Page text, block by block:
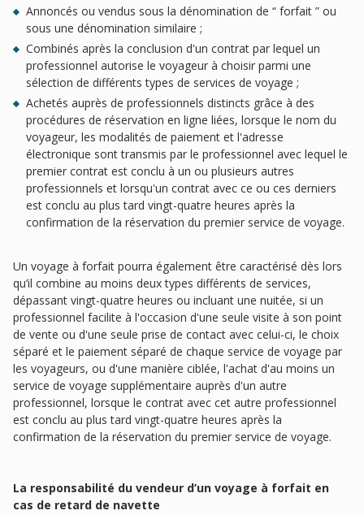
Annoncés ou vendus sous la dénomination de “ forfait ” ou
sous une dénomination similaire ;
Combinés après la conclusion d'un contrat par lequel un
professionnel autorise le voyageur à choisir parmi une
sélection de différents types de services de voyage ;
Achetés auprès de professionnels distincts grâce à des
procédures de réservation en ligne liées, lorsque le nom du
voyageur, les modalités de paiement et l'adresse
électronique sont transmis par le professionnel avec lequel le
premier contrat est conclu à un ou plusieurs autres
professionnels et lorsqu'un contrat avec ce ou ces derniers
est conclu au plus tard vingt-quatre heures après la
confirmation de la réservation du premier service de voyage.
Un voyage à forfait pourra également être caractérisé dès lors
qu’il combine au moins deux types différents de services,
dépassant vingt-quatre heures ou incluant une nuitée, si un
professionnel facilite à l'occasion d'une seule visite à son point
de vente ou d'une seule prise de contact avec celui-ci, le choix
séparé et le paiement séparé de chaque service de voyage par
les voyageurs, ou d'une manière ciblée, l'achat d'au moins un
service de voyage supplémentaire auprès d'un autre
professionnel, lorsque le contrat avec cet autre professionnel
est conclu au plus tard vingt-quatre heures après la
confirmation de la réservation du premier service de voyage.
La responsabilité du vendeur d’un voyage à forfait en
cas de retard de navette